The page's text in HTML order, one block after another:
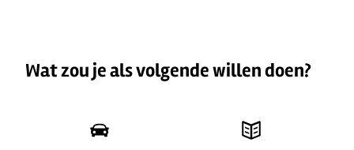
Wat zou je als volgende willen doen?